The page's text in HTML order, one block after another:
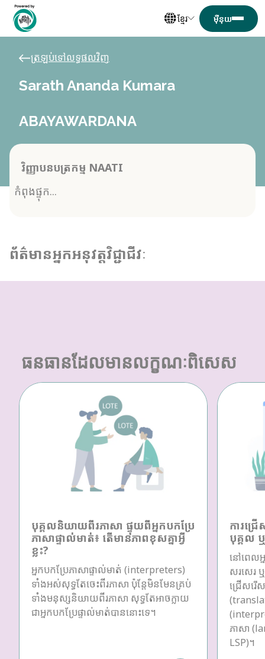
ខ្មែរ
ត្រឡប់ទៅលទ្ធផលវិញ
Sarath Ananda Kumara
ABAYAWARDANA
វិញ្ញាបនបត្រកម្ម NAATI
កំពុងផ្ទុក...
ព័ត៌មានអ្នកអនុវត្តវិជ្ជាជីវៈ
ធនធានដែលមានលក្ខណៈពិសេស
បុគ្គលនិយាយពីរភាសា ផ្ទុយពីអ្នកបកប្រែ
ភាសាផ្ទាល់មាត់៖ តើមានភាពខុសគ្នាអ្វី
ខ្លះ?
អ្នកបកប្រែភាសាផ្ទាល់មាត់ (interpreters)
ទាំងអស់សុទ្ធតែចេះពីរភាសា ប៉ុន្តែមិនមែនគ្រប់
ទាំងមនុស្សនិយាយពីរភាសា សុទ្ធតែអាចក្លាយ
ជាអ្នកបកប្រែផ្ទាល់មាត់បាននោះទេ។
ការជ្រ
បុគ្គល ឬ
នៅពេលអ្
សរសេរ ឬ
ជ្រើសរើ
ភាសា
LSP)។